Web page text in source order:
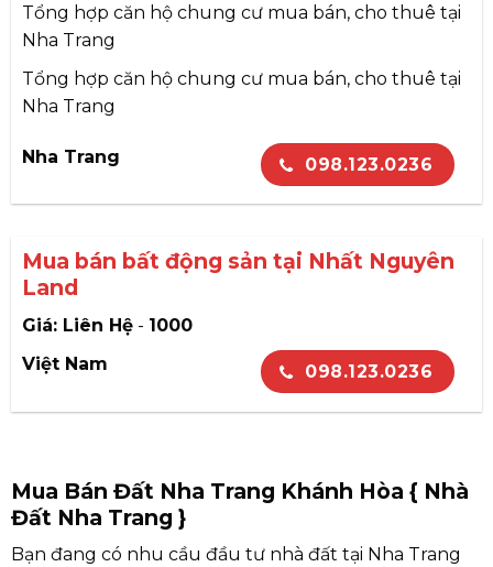
Tổng hợp căn hộ chung cư mua bán, cho thuê tại
Nha Trang
Tổng hợp căn hộ chung cư mua bán, cho thuê tại
Nha Trang
Nha Trang 098.123.0236
Mua bán bất động sản tại Nhất Nguyên
Land
Giá: Liên Hệ- 1000
Việt Nam
098.123.0236
Mua Bán Đất Nha Trang Khánh Hòa { Nhà
Đất Nha Trang }
Bạn đang có nhu cầu đầu tư nhà đất tại Nha Trang